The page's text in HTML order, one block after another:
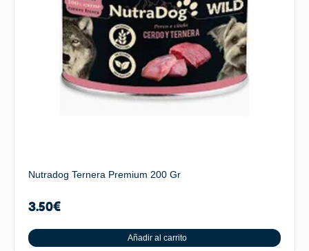
Nutradog Ternera Premium 200 Gr
3.50€
Añadir al carrito